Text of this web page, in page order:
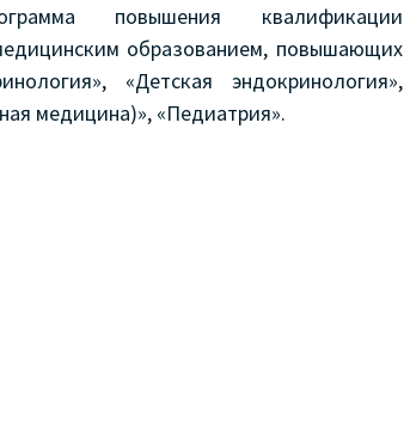
повышения квалификации
образованием, повышающих
«Детская эндокринология»,
медицина)», «Педиатрия».